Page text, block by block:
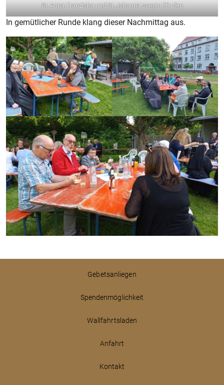
Sr. Anna-Franziska und Sr. Johanna sorgen für den
In gemütlicher Runde klang dieser Nachmittag aus.
Gebetsanliegen
Spendenmöglichkeit
Wallfahrtsladen
Anfahrt
Kontakt